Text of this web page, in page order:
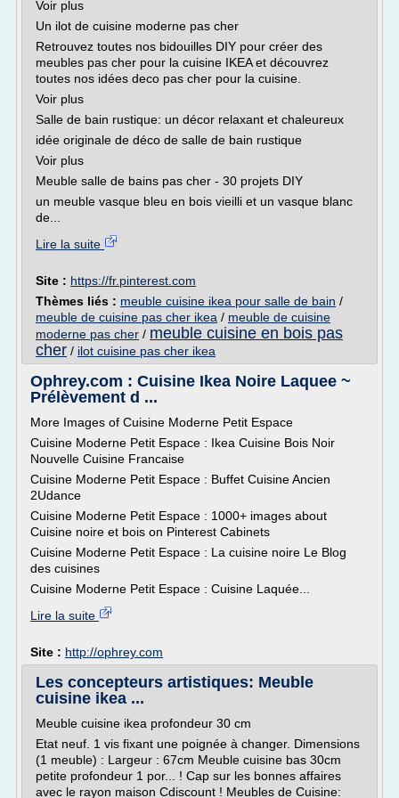
Voir plus
Un ilot de cuisine moderne pas cher
Retrouvez toutes nos bidouilles DIY pour créer des
meubles pas cher pour la cuisine IKEA et découvrez
toutes nos idées deco pas cher pour la cuisine.
Voir plus
Salle de bain rustique: un décor relaxant et chaleureux
idée originale de déco de salle de bain rustique
Voir plus
Meuble salle de bains pas cher - 30 projets DIY
un meuble vasque bleu en bois vieilli et un vasque blanc
de...
Lire la suite
Site : https://fr.pinterest.com
Thèmes liés : meuble cuisine ikea pour salle de bain /
meuble de cuisine pas cher ikea / meuble de cuisine
moderne pas cher / meuble cuisine en bois pas
cher / ilot cuisine pas cher ikea
Ophrey.com : Cuisine Ikea Noire Laquee ~
Prélèvement d ...
More Images of Cuisine Moderne Petit Espace
Cuisine Moderne Petit Espace : Ikea Cuisine Bois Noir
Nouvelle Cuisine Francaise
Cuisine Moderne Petit Espace : Buffet Cuisine Ancien
2Udance
Cuisine Moderne Petit Espace : 1000+ images about
Cuisine noire et bois on Pinterest Cabinets
Cuisine Moderne Petit Espace : La cuisine noire Le Blog
des cuisines
Cuisine Moderne Petit Espace : Cuisine Laquée...
Lire la suite
Site : http://ophrey.com
Les concepteurs artistiques: Meuble
cuisine ikea ...
Meuble cuisine ikea profondeur 30 cm
Etat neuf. 1 vis fixant une poignée à changer. Dimensions
(1 meuble) : Largeur : 67cm Meuble cuisine bas 30cm
petite profondeur 1 por... ! Cap sur les bonnes affaires
avec le rayon maison Cdiscount ! Meubles de Cuisine: